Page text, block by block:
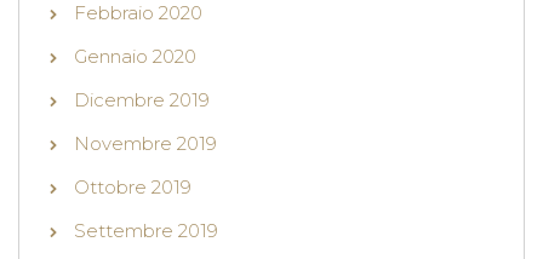
Febbraio 2020
Gennaio 2020
Dicembre 2019
Novembre 2019
Ottobre 2019
Settembre 2019